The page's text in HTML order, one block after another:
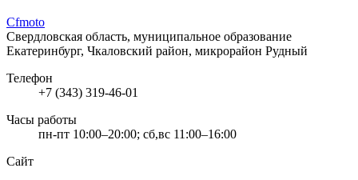
Cfmoto
Свердловская область, муниципальное образование
Екатеринбург, Чкаловский район, микрорайон Рудный
Телефон
+7 (343) 319-46-01
Часы работы
пн-пт 10:00–20:00; сб,вс 11:00–16:00
Сайт